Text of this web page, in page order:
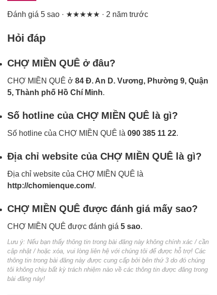
Đánh giá 5 sao · ★★★★★ · 2 năm trước
Hỏi đáp
CHỢ MIỀN QUÊ ở đâu?
CHỢ MIỀN QUÊ ở 84 Đ. An D. Vương, Phường 9, Quận
5, Thành phố Hồ Chí Minh.
Số hotline của CHỢ MIỀN QUÊ là gì?
Số hotline của CHỢ MIỀN QUÊ là 090 385 11 22.
Địa chỉ website của CHỢ MIỀN QUÊ là gì?
Địa chỉ website của CHỢ MIỀN QUÊ là
http://chomienque.com/.
CHỢ MIỀN QUÊ được đánh giá mấy sao?
CHỢ MIỀN QUÊ được đánh giá 5 sao.
Lưu ý: Nếu bạn thấy thông tin trong bài đăng này không chính xác / cần
cập nhật / hoặc xóa, vui lòng liên hệ với chúng tôi để được hỗ trợ! Các
thông tin trong bài đăng này được cung cấp bởi bên thứ 3 do đó chúng
tôi không chịu bất kỳ trách nhiệm nào về các thông tin được đăng trong
bài đăng này!